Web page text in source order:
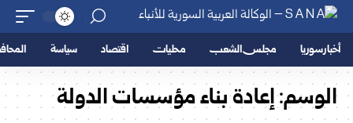
أخبار سوريا مجلس الشعب محليات اقتصاد سياسة
الوسم:إعادة بناء مؤسسات الدولة